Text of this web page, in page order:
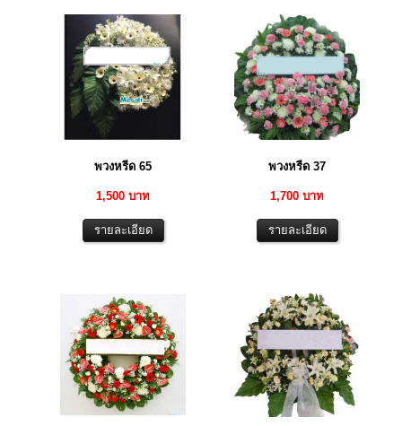
พวงหรีด 65
1,500 บาท
พวงหรีด 37
1,700 บาท